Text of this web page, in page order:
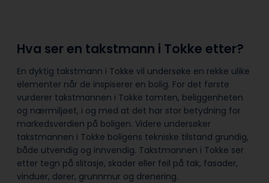
Hva ser en takstmann i Tokke etter?
En dyktig takstmann i Tokke vil undersøke en rekke ulike
elementer når de inspiserer en bolig. For det første
vurderer takstmannen i Tokke tomten, beliggenheten
og nærmiljøet, i og med at det har stor betydning for
markedsverdien på boligen. Videre undersøker
takstmannen i Tokke boligens tekniske tilstand grundig,
både utvendig og innvendig. Takstmannen i Tokke ser
etter tegn på slitasje, skader eller feil på tak, fasader,
vinduer, dører, grunnmur og drenering.